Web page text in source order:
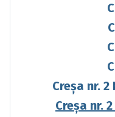
Creșa nr. 2
Creșa nr. 2